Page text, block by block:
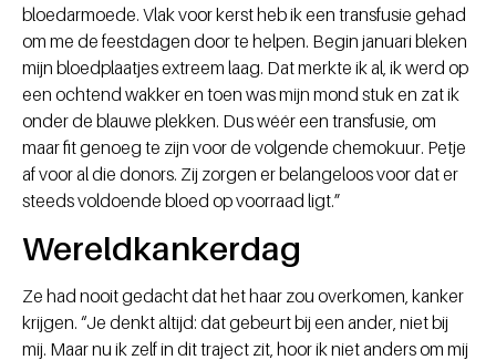
bloedarmoede. Vlak voor kerst heb ik een transfusie gehad
om me de feestdagen door te helpen. Begin januari bleken
mijn bloedplaatjes extreem laag. Dat merkte ik al, ik werd op
een ochtend wakker en toen was mijn mond stuk en zat ik
onder de blauwe plekken. Dus wéér een transfusie, om
maar fit genoeg te zijn voor de volgende chemokuur. Petje
af voor al die donors. Zij zorgen er belangeloos voor dat er
steeds voldoende bloed op voorraad ligt.”
Wereldkankerdag
Ze had nooit gedacht dat het haar zou overkomen, kanker
krijgen. “Je denkt altijd: dat gebeurt bij een ander, niet bij
mij. Maar nu ik zelf in dit traject zit, hoor ik niet anders om mij